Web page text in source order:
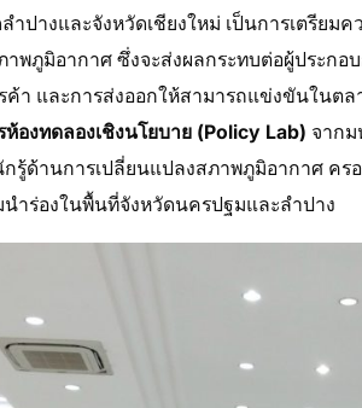
ำปางและจังหวัดเชียงใหม่ เป็นการเตรีย
าพภูมิอากาศ ซึ่งจะส่งผลกระทบต่อผู้ประก
ค้า และการส่งออกให้สามารถแข่งขันในต
ห้องทดลองเชิงนโยบาย (Policy Lab) จาก
กรู้ด้านการเปลี่ยนแปลงสภาพภูมิอากาศ ค
นำร่องในพื้นที่จังหวัดนครปฐมและลำปาง